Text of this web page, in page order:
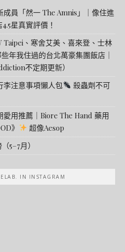
成員「然一 The Amnis」｜像住進
星真實評價！
Taipei、寒舍艾美、喜來登、士林
年我住過的台北萬豪集團飯店｜
不定期更新）
李注意事項懶人包
殺蟲劑不可
愛用推薦｜Biore The Hand 藥用
》
超像Aesop
5–7月）
IN INSTAGRAM